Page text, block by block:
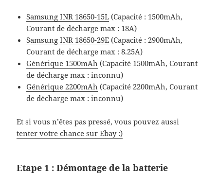
Samsung INR 18650-15L (Capacité : 1500mAh,
Courant de décharge max : 18A)
Samsung INR 18650-29E (Capacité : 2900mAh,
Courant de décharge max : 8.25A)
Générique 1500mAh (Capacité 1500mAh, Courant
de décharge max : inconnu)
Générique 2200mAh (Capacité 2200mAh, Courant
de décharge max : inconnu)
Et si vous n’êtes pas pressé, vous pouvez aussi
tenter votre chance sur Ebay :)
Etape 1 : Démontage de la batterie